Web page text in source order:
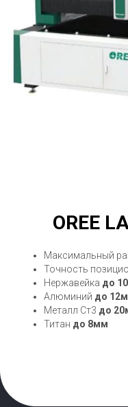
OREE
Максимальный
Точность
Нержавейка до
Алюминий до
Металл Ст3 до
Титан до 8мм